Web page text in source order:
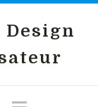
Design